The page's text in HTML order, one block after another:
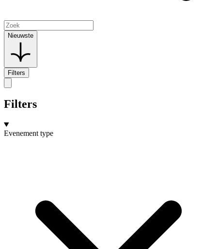
Nieuwste
Filters
Filters
Evenement type